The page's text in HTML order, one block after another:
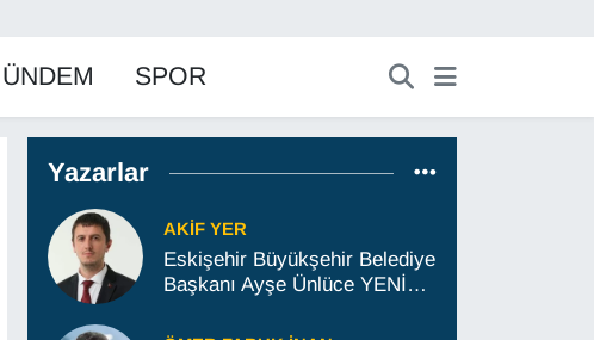
SPOR
Yazarlar
AKIF YER
Eskişehir Büyükşehir Belediye
Başkanı Ayşe Ünlüce YENİ